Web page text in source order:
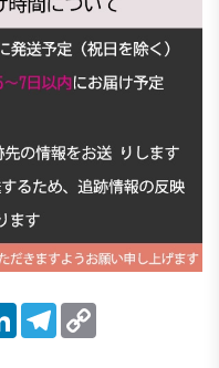
LinkedInTelegram